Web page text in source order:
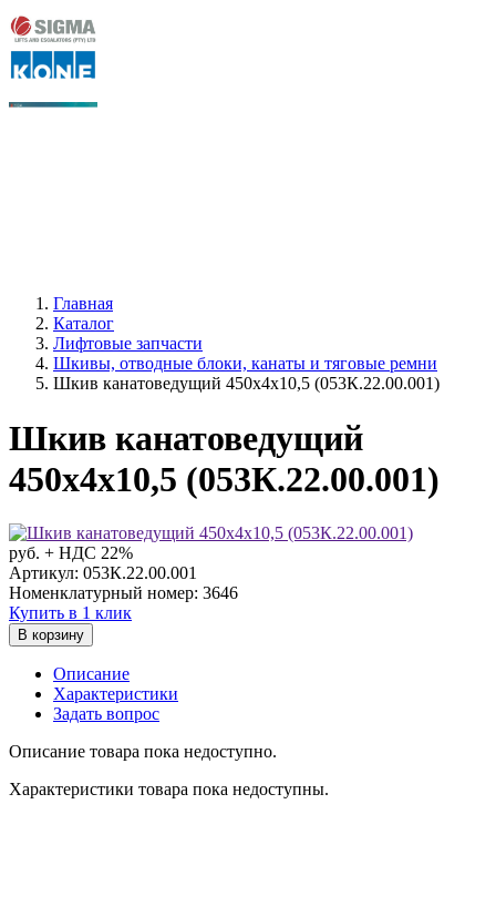
Главная
Каталог
Лифтовые запчасти
Шкивы, отводные блоки, канаты и тяговые ремни
Шкив канатоведущий 450х4х10,5 (053К.22.00.001)
Шкив канатоведущий
450х4х10,5 (053К.22.00.001)
руб. + НДС 22%
Артикул: 053К.22.00.001
Номенклатурный номер: 3646
Купить в 1 клик
В корзину
Описание
Характеристики
Задать вопрос
Описание товара пока недоступно.
Характеристики товара пока недоступны.